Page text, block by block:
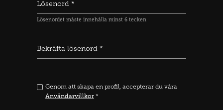
Lösenord *
Lösenordet måste innehålla minst 6 tecken
Bekräfta lösenord *
Genom att skapa en profil, accepterar du våra
Användarvillkor *